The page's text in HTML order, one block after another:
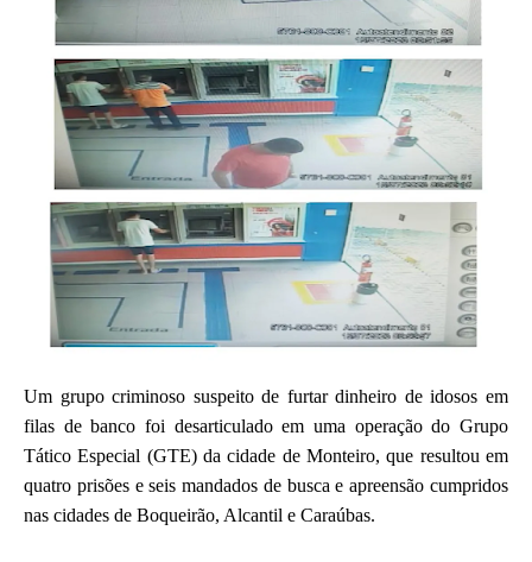
Um grupo criminoso suspeito de furtar dinheiro de idosos em
filas de banco foi desarticulado em uma operação do Grupo
Tático Especial (GTE) da cidade de Monteiro, que resultou em
quatro prisões e seis mandados de busca e apreensão cumpridos
nas cidades de Boqueirão, Alcantil e Caraúbas.